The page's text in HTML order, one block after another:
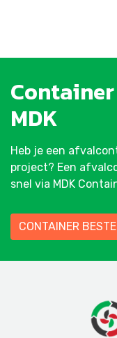
Container
MDK
Heb je een
project? Een
snel via MDK
CONTAINER